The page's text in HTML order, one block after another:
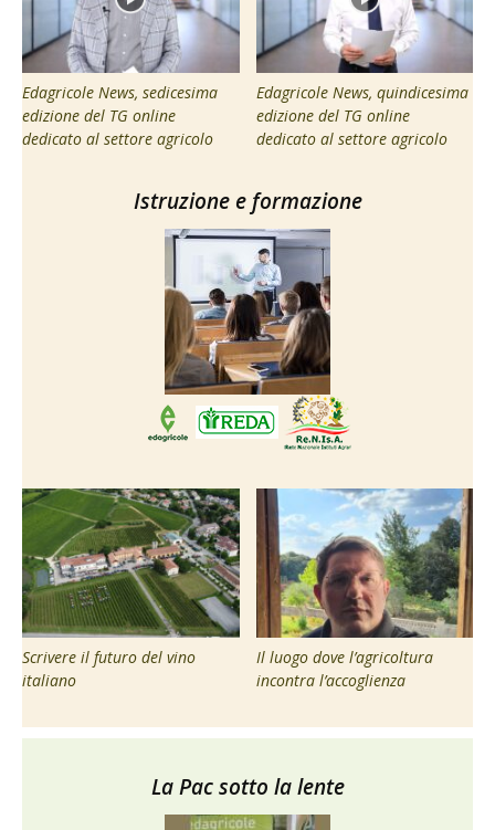
Edagricole News, sedicesima
edizione del TG online
dedicato al settore agricolo
Edagricole News, quindicesima
edizione del TG online
dedicato al settore agricolo
Istruzione e formazione
Scrivere il futuro del vino
italiano
Il luogo dove l’agricoltura
incontra l’accoglienza
La Pac sotto la lente